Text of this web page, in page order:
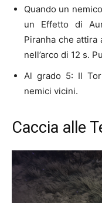
Quando un
un Effetto di
Piranha che
nell’arco di 12 s.
Al grado 5: Il
nemici vicini.
Caccia alle